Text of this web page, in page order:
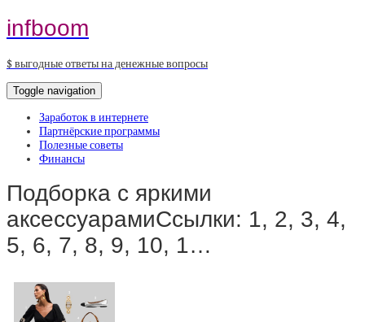
infboom
$ выгодные ответы на денежные вопросы
Toggle navigation
Заработок в интернете
Партнёрские программы
Полезные советы
Финансы
Подборка с яркими
аксессуарамиСсылки: 1, 2, 3, 4,
5, 6, 7, 8, 9, 10, 1…